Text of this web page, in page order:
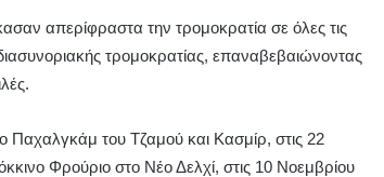
απερίφραστα την τρομοκρατία σε όλες τις
τρομοκρατίας, επαναβεβαιώνοντας
Παχαλγκάμ του Τζαμού και Κασμίρ, στις 22
Φρούριο στο Νέο Δελχί, στις 10 Νοεμβρίου